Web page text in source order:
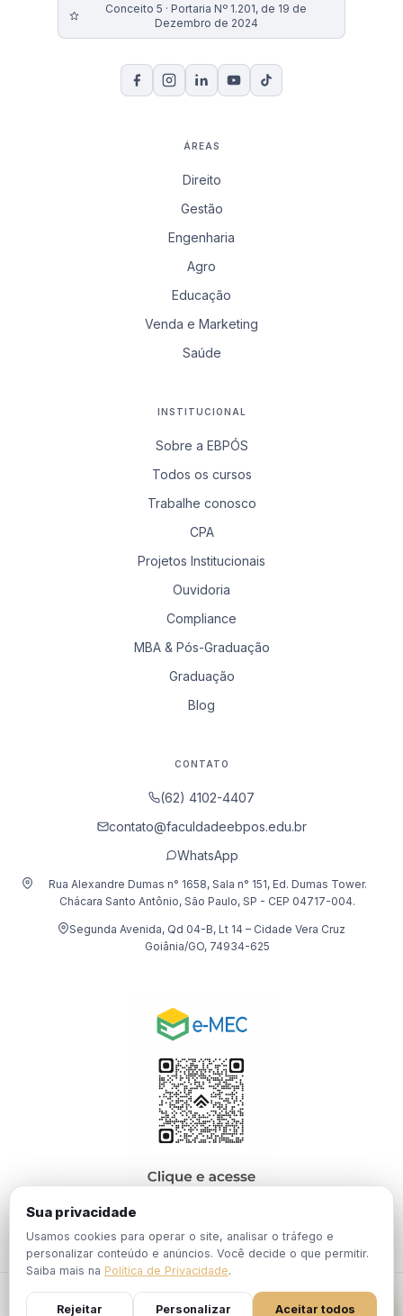
Conceito 5 · Portaria Nº 1.201, de 19 de
Dezembro de 2024
ÁREAS
Direito
Gestão
Engenharia
Agro
Educação
Venda e Marketing
Saúde
INSTITUCIONAL
Sobre a EBPÓS
Todos os cursos
Trabalhe conosco
CPA
Projetos Institucionais
Ouvidoria
Compliance
MBA & Pós-Graduação
Graduação
Blog
CONTATO
(62) 4102-4407
contato@faculdadeebpos.edu.br
WhatsApp
Rua Alexandre Dumas n° 1658, Sala n° 151, Ed. Dumas Tower.
Chácara Santo Antônio, São Paulo, SP - CEP 04717-004.
Segunda Avenida, Qd 04-B, Lt 14 – Cidade Vera Cruz
Goiânia/GO, 74934-625
© 2026 EBPÓS. Todos os direitos reservados.
Política de
Termos de Portaria Nº 1.201, de 19 de Dezembro de
Sua privacidade
Usamos cookies para operar o site, analisar o tráfego e
personalizar conteúdo e anúncios. Você decide o que permitir.
Saiba mais na Política de Privacidade.
Rejeitar Personalizar Aceitar todos